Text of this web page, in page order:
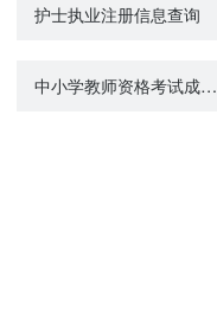
护士执业注册信息查询
中小学教师资格考试成绩查询